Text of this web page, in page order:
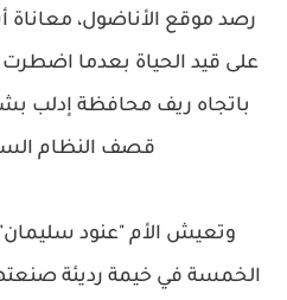
رصد موقع الأناضول، معاناة
على قيد الحياة بعدما
باتجاه ريف محافظة إدلب
قصف النظام
الخمسة في خيمة رديئة